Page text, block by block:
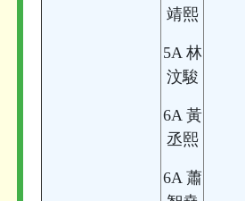
靖熙
5A 林
汶駿
6A 黃
丞熙
6A 蕭